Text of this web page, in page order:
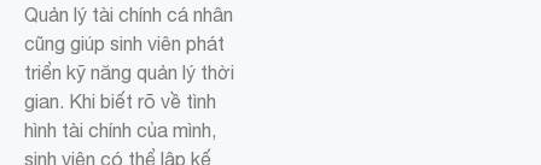
Quản lý tài chính cá nhân
cũng giúp sinh viên phát
triển kỹ năng quản lý thời
gian. Khi biết rõ về tình
hình tài chính của mình,
sinh viên có thể lập kế